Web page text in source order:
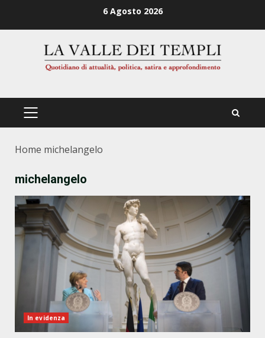
6 Agosto 2026
PRIMÄRES
Home michelangelo
michelangelo
In evidenza